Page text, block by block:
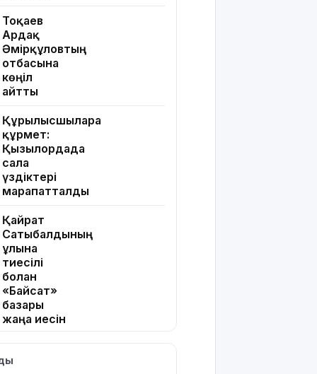
Тоқаев
Ардақ
Әмірқұловтың
отбасына
көңіл
айтты
Құрылысшыларға
құрмет:
Қызылордада
сала
үздіктері
марапатталды
Қайрат
Сатыбалдының
ұлына
тиесілі
болған
«Байсат»
базары
жаңа иесін
Қарағандада